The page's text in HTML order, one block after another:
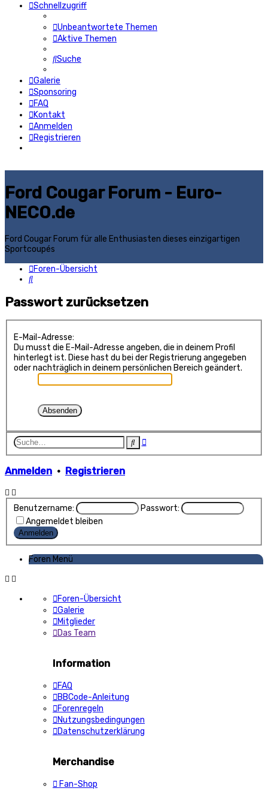
Schnellzugriff
Unbeantwortete Themen
Aktive Themen
Suche
Galerie
Sponsoring
FAQ
Kontakt
Anmelden
Registrieren
Ford Cougar Forum - Euro-
NECO.de
Ford Cougar Forum für alle Enthusiasten dieses einzigartigen
Sportcoupés
Foren-Übersicht
Suche
Passwort zurücksetzen
E-Mail-Adresse:
Du musst die E-Mail-Adresse angeben, die in deinem Profil
hinterlegt ist. Diese hast du bei der Registrierung angegeben
oder nachträglich in deinem persönlichen Bereich geändert.
SucheErweiterte
Anmelden • Registrieren
Benutzername:
Passwort:
Angemeldet bleiben
Foren Menü
Foren-Übersicht
Galerie
Mitglieder
Das Team
Information
FAQ
BBCode-Anleitung
Forenregeln
Nutzungsbedingungen
Datenschutzerklärung
Merchandise
Fan-Shop